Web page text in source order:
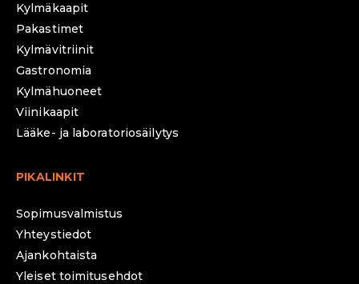
Kylmäkaapit
Pakastimet
Kylmävitriinit
Gastronomia
Kylmähuoneet
Viinikaapit
Lääke- ja laboratoriosäilytys
PIKALINKIT
Sopimusvalmistus
Yhteystiedot
Ajankohtaista
Yleiset toimitusehdot